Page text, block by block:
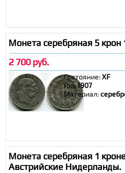
Монета серебряная 5 крон
2 700 руб.
Состояние:XF
Год:1907
Материал:
Монета серебряная 1
Австрийские Нидерланды.